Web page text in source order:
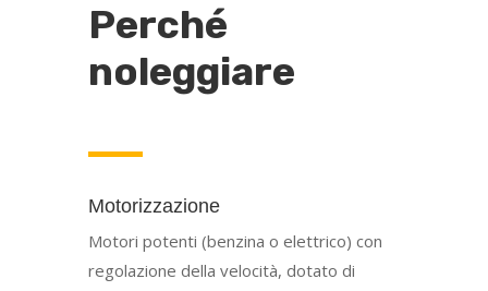
Perché
noleggiare
Motorizzazione
Motori potenti (benzina o elettrico) con
regolazione della velocità, dotato di